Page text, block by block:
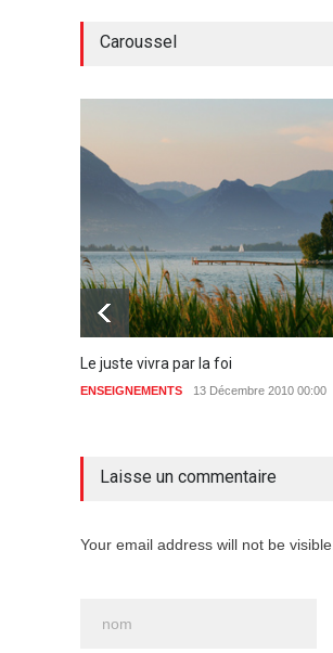
Caroussel
Le juste vivra par la foi
ENSEIGNEMENTS 13 Décembre 2010 00:00
Laisse un commentaire
Your email address will not be visible.